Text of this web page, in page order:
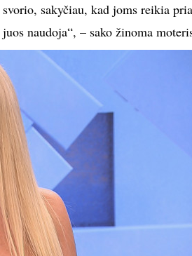
sakyčiau, kad joms reikia
naudoja“, – sako žinoma